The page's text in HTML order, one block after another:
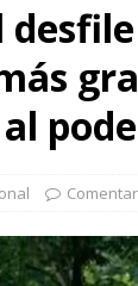
enfrente déficit de
LOCAL
vuelve a